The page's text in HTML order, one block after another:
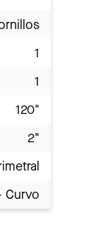
1
1
120"
2"
Curvo